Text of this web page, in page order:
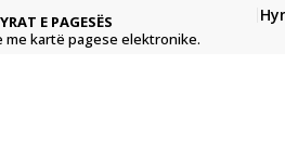
E PAGESËS
me kartë pagese elektronike.